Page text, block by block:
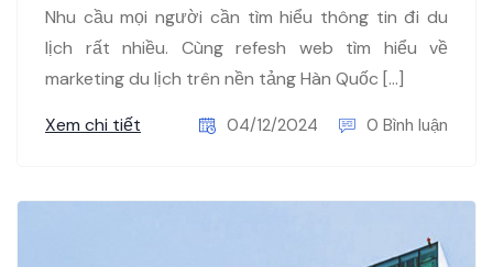
Nhu cầu mọi người cần tìm hiểu thông tin đi du
lịch rất nhiều. Cùng refesh web tìm hiểu về
marketing du lịch trên nền tảng Hàn Quốc […]
Xem chi tiết
04/12/2024 0 Bình luận